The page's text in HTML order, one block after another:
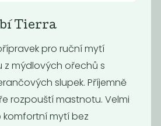
BIO...
Tierra
pro ruční mytí
z mýdlových ořechů s
slupek. Příjemně
rozpouští mastnotu. Velmi
komfortní mytí bez